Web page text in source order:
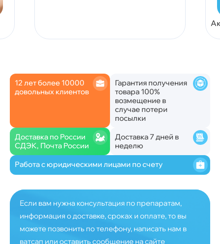
12 лет более 10000
довольных клиентов
Гарантия получения
товара 100%
возмещение в
случае потери
посылки
Доставка по России
СДЭК, Почта России
Доставка 7 дней в
неделю
Работа с юридическими лицами по счету
Если вам нужна консультация по препаратам,
информация о доставке, сроках и оплате, то вы
можете позвонить по телефону, написать нам в
ватсап или оставить сообщение на сайте